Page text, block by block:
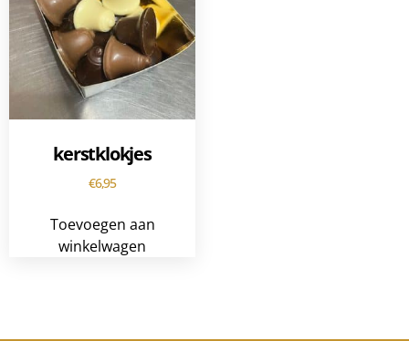
kerstklokjes
€6,95
Toevoegen aan
winkelwagen